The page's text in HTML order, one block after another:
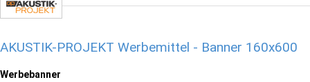
AKUSTIK-PROJEKT Werbemittel - Banner 160x600
Werbebanner